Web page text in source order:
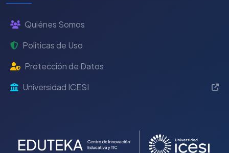
Quiénes Somos
Políticas de Uso
Protección de Datos
Universidad ICESI